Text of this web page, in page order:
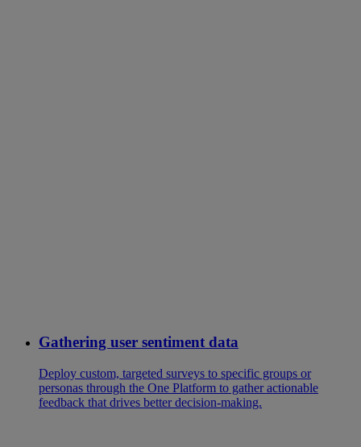
Gathering user sentiment data
Deploy custom, targeted surveys to specific groups or
personas through the One Platform to gather actionable
feedback that drives better decision-making.